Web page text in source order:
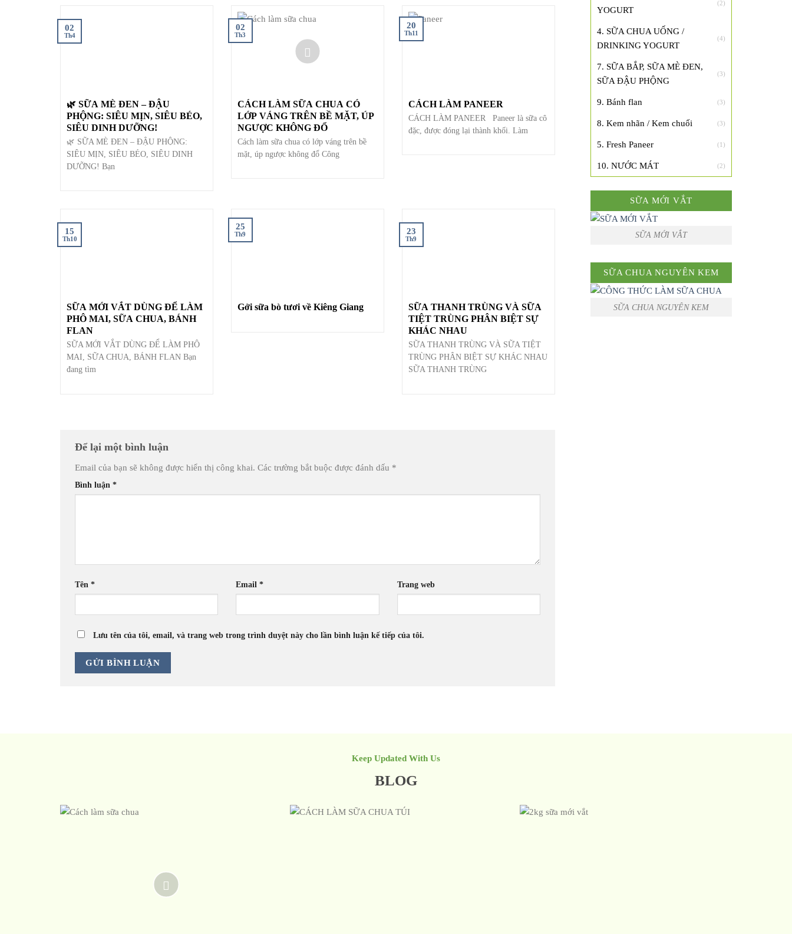
🌿 SỮA MÈ ĐEN – ĐẬU
PHỘNG: SIÊU MỊN, SIÊU BÉO,
SIÊU DINH DƯỠNG!
🌿 SỮA MÈ ĐEN – ĐẬU PHỘNG:
SIÊU MỊN, SIÊU BÉO, SIÊU DINH
DƯỠNG! Bạn
02
Th4
CÁCH LÀM SỮA CHUA CÓ
LỚP VÁNG TRÊN BỀ MẶT, ÚP
NGƯỢC KHÔNG ĐỔ
Cách làm sữa chua có lớp váng trên bề
mặt, úp ngược không đổ Công
02
Th3
CÁCH LÀM PANEER
CÁCH LÀM PANEER Paneer là sữa cô
đặc, được đóng lại thành khối. Làm
20
Th11
SỮA MỚI VẮT DÙNG ĐỂ LÀM
PHÔ MAI, SỮA CHUA, BÁNH
FLAN
SỮA MỚI VẮT DÙNG ĐỂ LÀM PHÔ
MAI, SỮA CHUA, BÁNH FLAN Bạn
đang tìm
15
Th10
Gởi sữa bò tươi về Kiêng Giang
25
Th9
SỮA THANH TRÙNG VÀ SỮA
TIỆT TRÙNG PHÂN BIỆT SỰ
KHÁC NHAU
SỮA THANH TRÙNG VÀ SỮA TIỆT
TRÙNG PHÂN BIỆT SỰ KHÁC NHAU
SỮA THANH TRÙNG
23
Th9
Để lại một bình luận
Email của bạn sẽ không được hiển thị công khai. Các trường bắt buộc được đánh dấu *
Bình luận *
Tên * Email* Trang web
Lưu tên của tôi, email, và trang web trong trình duyệt này cho lần bình luận kế tiếp của tôi.
YOGURT
(2)
4. SỮA CHUA UỐNG /
DRINKING YOGURT
(4)
7. SỮA BẮP, SỮA MÈ ĐEN,
SỮA ĐẬU PHỘNG
(3)
9. Bánh flan (3)
8. Kem nhãn / Kem chuối (3)
5. Fresh Paneer (1)
10. NƯỚC MÁT (2)
SỮA MỚI VẮT
SỮA MỚI VẮT
SỮA CHUA NGUYÊN KEM
SỮA CHUA NGUYÊN KEM
Keep Updated With Us
BLOG